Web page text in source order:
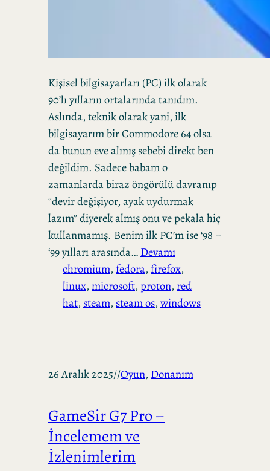
Kişisel bilgisayarları (PC) ilk olarak
90’lı yılların ortalarında tanıdım.
Aslında, teknik olarak yani, ilk
bilgisayarım bir Commodore 64 olsa
da bunun eve alınış sebebi direkt ben
değildim. Sadece babam o
zamanlarda biraz öngörülü davranıp
“devir değişiyor, ayak uydurmak
lazım” diyerek almış onu ve pekala hiç
kullanmamış. Benim ilk PC’m ise ‘98 –
‘99 yılları arasında… Devamı
chromium, fedora, firefox
linux, microsoft, proton, red
hat, steam, steam os, windows
26 Aralık 2025//Oyun, Donanım
GameSir G7 Pro –
İncelemem ve
İzlenimlerim